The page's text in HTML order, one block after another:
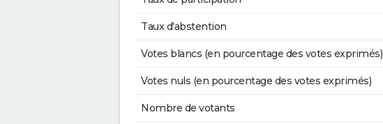
Taux d'abstention
Votes blancs (en pourcentage des votes exprimés)
Votes nuls (en pourcentage des votes exprimés)
Nombre de votants